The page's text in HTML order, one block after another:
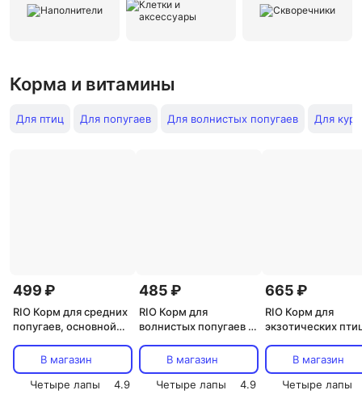
Корма и витамины
Для птиц Для попугаев Для волнистых попугаев Для кур
499 ₽
RIO Корм для средних
попугаев, основной
В магазин
Четыре лапы
4.9
485 ₽
RIO Корм для
волнистых попугаев в
В магазин
Четыре лапы
4.9
665 ₽
RIO Корм для
экзотических
В магазин
Четыре лапы